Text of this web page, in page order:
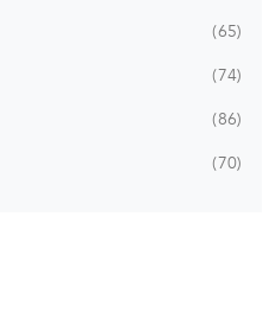
65
74
86
70